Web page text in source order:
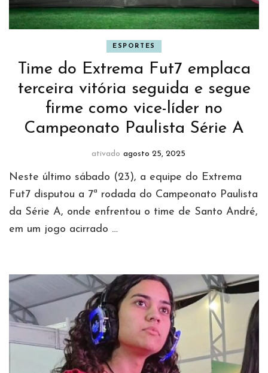
ESPORTES
Time do Extrema Fut7 emplaca
terceira vitória seguida e segue
firme como vice-líder no
Campeonato Paulista Série A
ativado agosto 25, 2025
Neste último sábado (23), a equipe do Extrema
Fut7 disputou a 7ª rodada do Campeonato Paulista
da Série A, onde enfrentou o time de Santo André,
em um jogo acirrado …